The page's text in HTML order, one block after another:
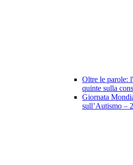
Oltre le parole:
quinte sulla
Giornata
sull’Autismo –